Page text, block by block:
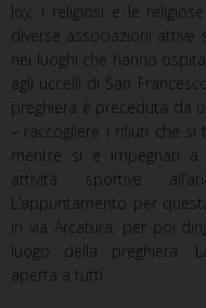
Joy, i religiosi e le
diverse associazioni attive
nei luoghi che hanno
agli uccelli di San
preghiera è preceduta da
– raccogliere i rifiuti che si
mentre si è impegnati a
attività sportive
L’appuntamento per
in via Arcatura, per poi
luogo della preghiera.
aperta a tutti.